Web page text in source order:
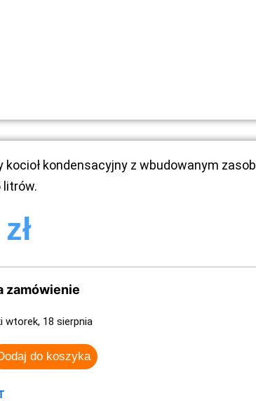
kocioł kondensacyjny z wbudowanym
litrów.
zł
zamówienie
wtorek, 18 sierpnia
do koszyka